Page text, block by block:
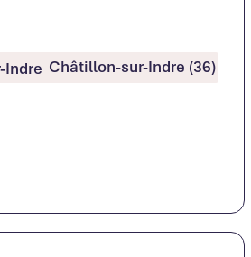
Châtillon-sur-Indre (36)